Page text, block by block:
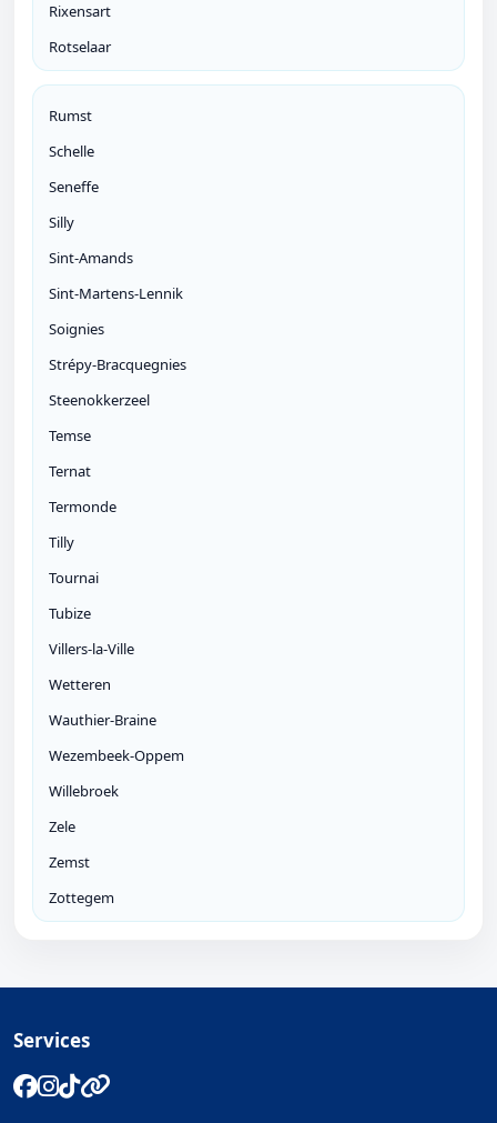
Rixensart
Rotselaar
Rumst
Schelle
Seneffe
Silly
Sint-Amands
Sint-Martens-Lennik
Soignies
Strépy-Bracquegnies
Steenokkerzeel
Temse
Ternat
Termonde
Tilly
Tournai
Tubize
Villers-la-Ville
Wetteren
Wauthier-Braine
Wezembeek-Oppem
Willebroek
Zele
Zemst
Zottegem
Services